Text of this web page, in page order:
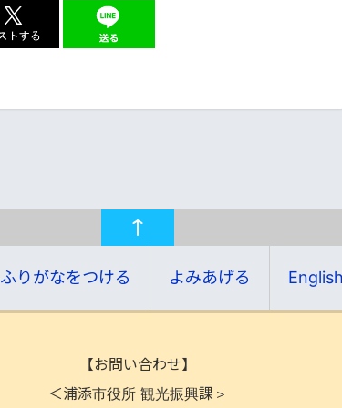
ふりがなをつける よみあげる English
【お問い合わせ】
＜浦添市役所 観光振興課＞